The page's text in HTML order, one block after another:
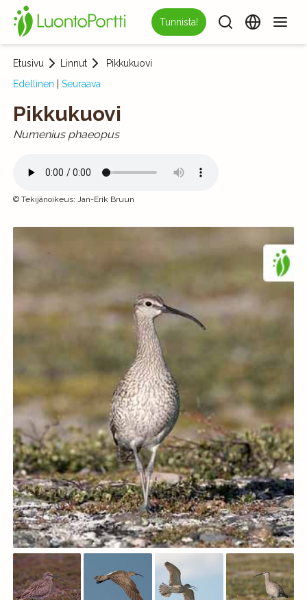
Tunnista!
Etusivu Linnut
Pikkukuovi
Edellinen
Seuraava
Pikkukuovi
Numenius phaeopus
© Tekijänoikeus: Jan-Erik Bruun